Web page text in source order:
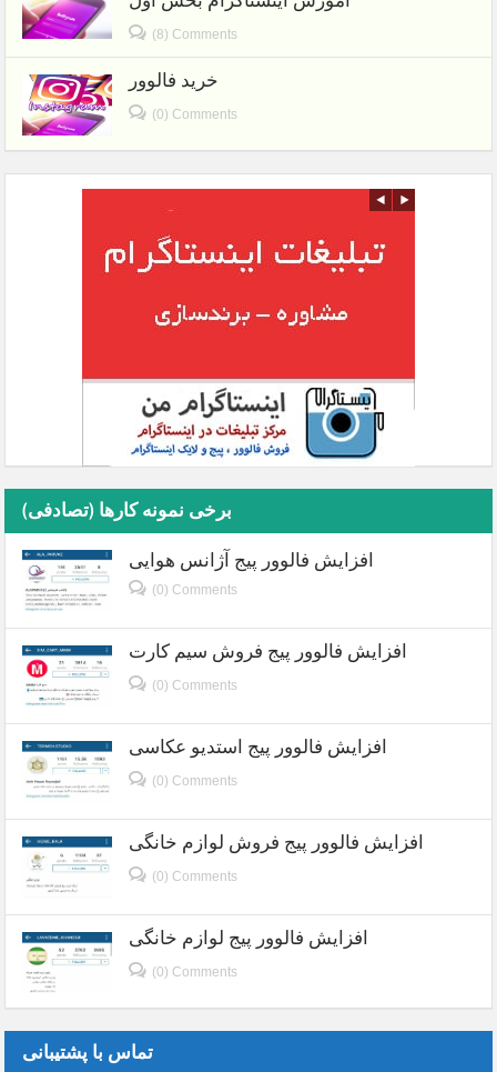
(8) Comments
خرید فالوور
(0) Comments
برخی نمونه کارها (تصادفی)
افزایش فالوور پیج آژانس هوایی
(0) Comments
افزایش فالوور پیج فروش سیم کارت
(0) Comments
افزایش فالوور پیج استدیو عکاسی
(0) Comments
افزایش فالوور پیج فروش لوازم خانگی
(0) Comments
افزایش فالوور پیج لوازم خانگی
(0) Comments
تماس با پشتیبانی